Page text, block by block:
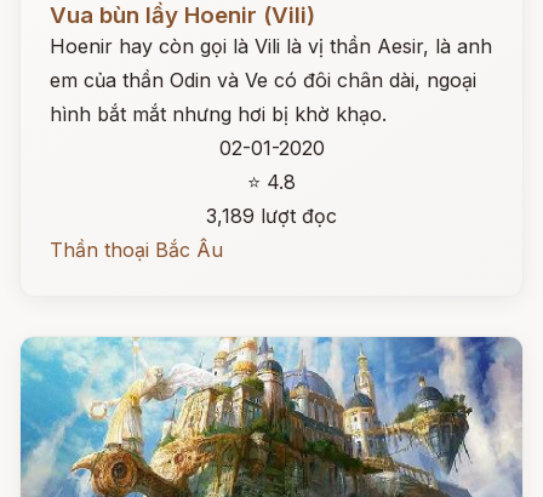
Vua bùn lầy Hoenir (Vili)
Hoenir hay còn gọi là Vili là vị thần Aesir, là anh
em của thần Odin và Ve có đôi chân dài, ngoại
hình bắt mắt nhưng hơi bị khờ khạo.
02-01-2020
⭐ 4.8
3,189 lượt đọc
Thần thoại Bắc Âu